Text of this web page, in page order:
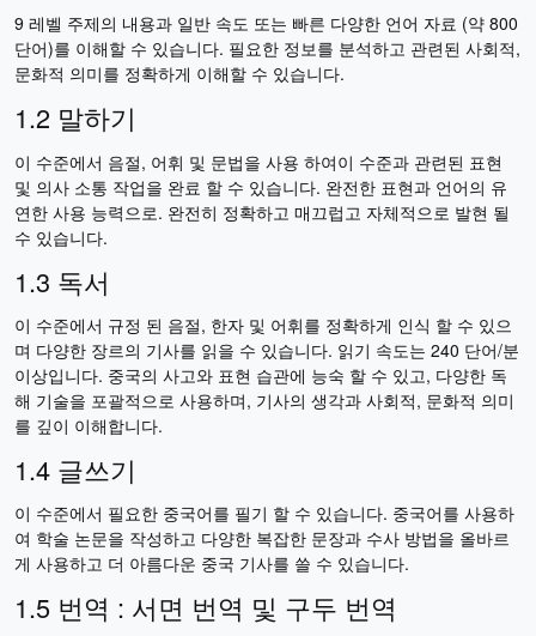
9 레벨 주제의 내용과 일반 속도 또는 빠른 다양한 언어 자료 (약 800
단어)를 이해할 수 있습니다. 필요한 정보를 분석하고 관련된 사회적,
문화적 의미를 정확하게 이해할 수 있습니다.
1.2 말하기
이 수준에서 음절, 어휘 및 문법을 사용 하여이 수준과 관련된 표현
및 의사 소통 작업을 완료 할 수 있습니다. 완전한 표현과 언어의 유
연한 사용 능력으로. 완전히 정확하고 매끄럽고 자체적으로 발현 될
수 있습니다.
1.3 독서
이 수준에서 규정 된 음절, 한자 및 어휘를 정확하게 인식 할 수 있으
며 다양한 장르의 기사를 읽을 수 있습니다. 읽기 속도는 240 단어/분
이상입니다. 중국의 사고와 표현 습관에 능숙 할 수 있고, 다양한 독
해 기술을 포괄적으로 사용하며, 기사의 생각과 사회적, 문화적 의미
를 깊이 이해합니다.
1.4 글쓰기
이 수준에서 필요한 중국어를 필기 할 수 있습니다. 중국어를 사용하
여 학술 논문을 작성하고 다양한 복잡한 문장과 수사 방법을 올바르
게 사용하고 더 아름다운 중국 기사를 쓸 수 있습니다.
1.5 번역 : 서면 번역 및 구두 번역